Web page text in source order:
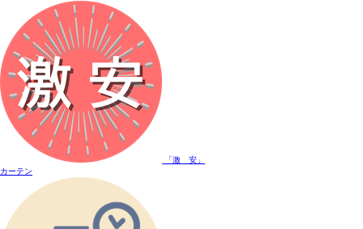
「激 安」
カーテン